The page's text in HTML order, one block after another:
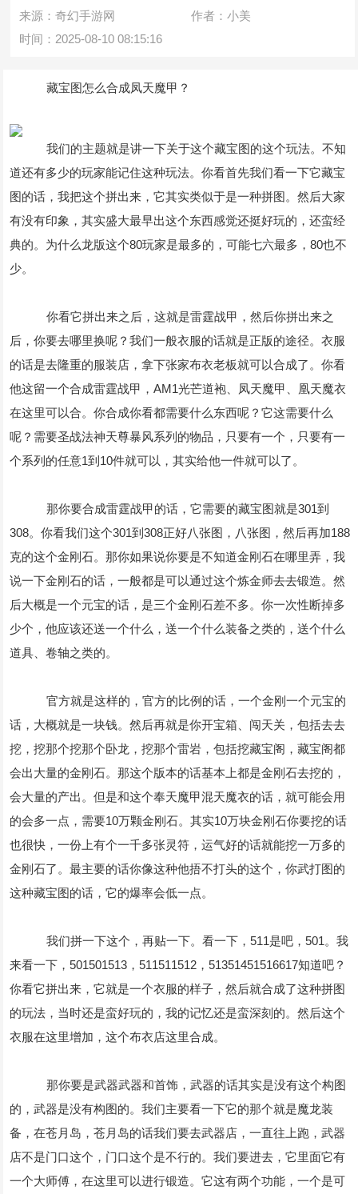
来源：奇幻手游网
作者：小美
时间：2025-08-10 08:15:16
藏宝图怎么合成凤天魔甲？
我们的主题就是讲一下关于这个藏宝图的这个玩法。不知
道还有多少的玩家能记住这种玩法。你看首先我们看一下它藏宝
图的话，我把这个拼出来，它其实类似于是一种拼图。然后大家
有没有印象，其实盛大最早出这个东西感觉还挺好玩的，还蛮经
典的。为什么龙版这个80玩家是最多的，可能七六最多，80也不
少。
你看它拼出来之后，这就是雷霆战甲，然后你拼出来之
后，你要去哪里换呢？我们一般衣服的话就是正版的途径。衣服
的话是去隆重的服装店，拿下张家布衣老板就可以合成了。你看
他这留一个合成雷霆战甲，AM1光芒道袍、凤天魔甲、凰天魔衣
在这里可以合。你合成你看都需要什么东西呢？它这需要什么
呢？需要圣战法神天尊暴风系列的物品，只要有一个，只要有一
个系列的任意1到10件就可以，其实给他一件就可以了。
那你要合成雷霆战甲的话，它需要的藏宝图就是301到
308。你看我们这个301到308正好八张图，八张图，然后再加188
克的这个金刚石。那你如果说你要是不知道金刚石在哪里弄，我
说一下金刚石的话，一般都是可以通过这个炼金师去去锻造。然
后大概是一个元宝的话，是三个金刚石差不多。你一次性断掉多
少个，他应该还送一个什么，送一个什么装备之类的，送个什么
道具、卷轴之类的。
官方就是这样的，官方的比例的话，一个金刚一个元宝的
话，大概就是一块钱。然后再就是你开宝箱、闯天关，包括去去
挖，挖那个挖那个卧龙，挖那个雷岩，包括挖藏宝阁，藏宝阁都
会出大量的金刚石。那这个版本的话基本上都是金刚石去挖的，
会大量的产出。但是和这个奉天魔甲混天魔衣的话，就可能会用
的会多一点，需要10万颗金刚石。其实10万块金刚石你要挖的话
也很快，一份上有个一千多张灵符，运气好的话就能挖一万多的
金刚石了。最主要的话你像这种他捂不打头的这个，你武打图的
这种藏宝图的话，它的爆率会低一点。
我们拼一下这个，再贴一下。看一下，511是吧，501。我
来看一下，501501513，511511512，51351451516617知道吧？
你看它拼出来，它就是一个衣服的样子，然后就合成了这种拼图
的玩法，当时还是蛮好玩的，我的记忆还是蛮深刻的。然后这个
衣服在这里增加，这个布衣店这里合成。
那你要是武器武器和首饰，武器的话其实是没有这个构图
的，武器是没有构图的。我们主要看一下它的那个就是魔龙装
备，在苍月岛，苍月岛的话我们要去武器店，一直往上跑，武器
店不是门口这个，门口这个是不行的。我们要进去，它里面它有
一个大师傅，在这里可以进行锻造。它这有两个功能，一个是可